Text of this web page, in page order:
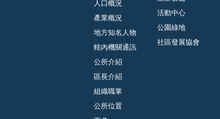
人口概況
產業概況
地方知名人物
轄內機關通訊
公所介紹
區長介紹
組織職掌
公所位置
活動中心
公園綠地
社區發展協會